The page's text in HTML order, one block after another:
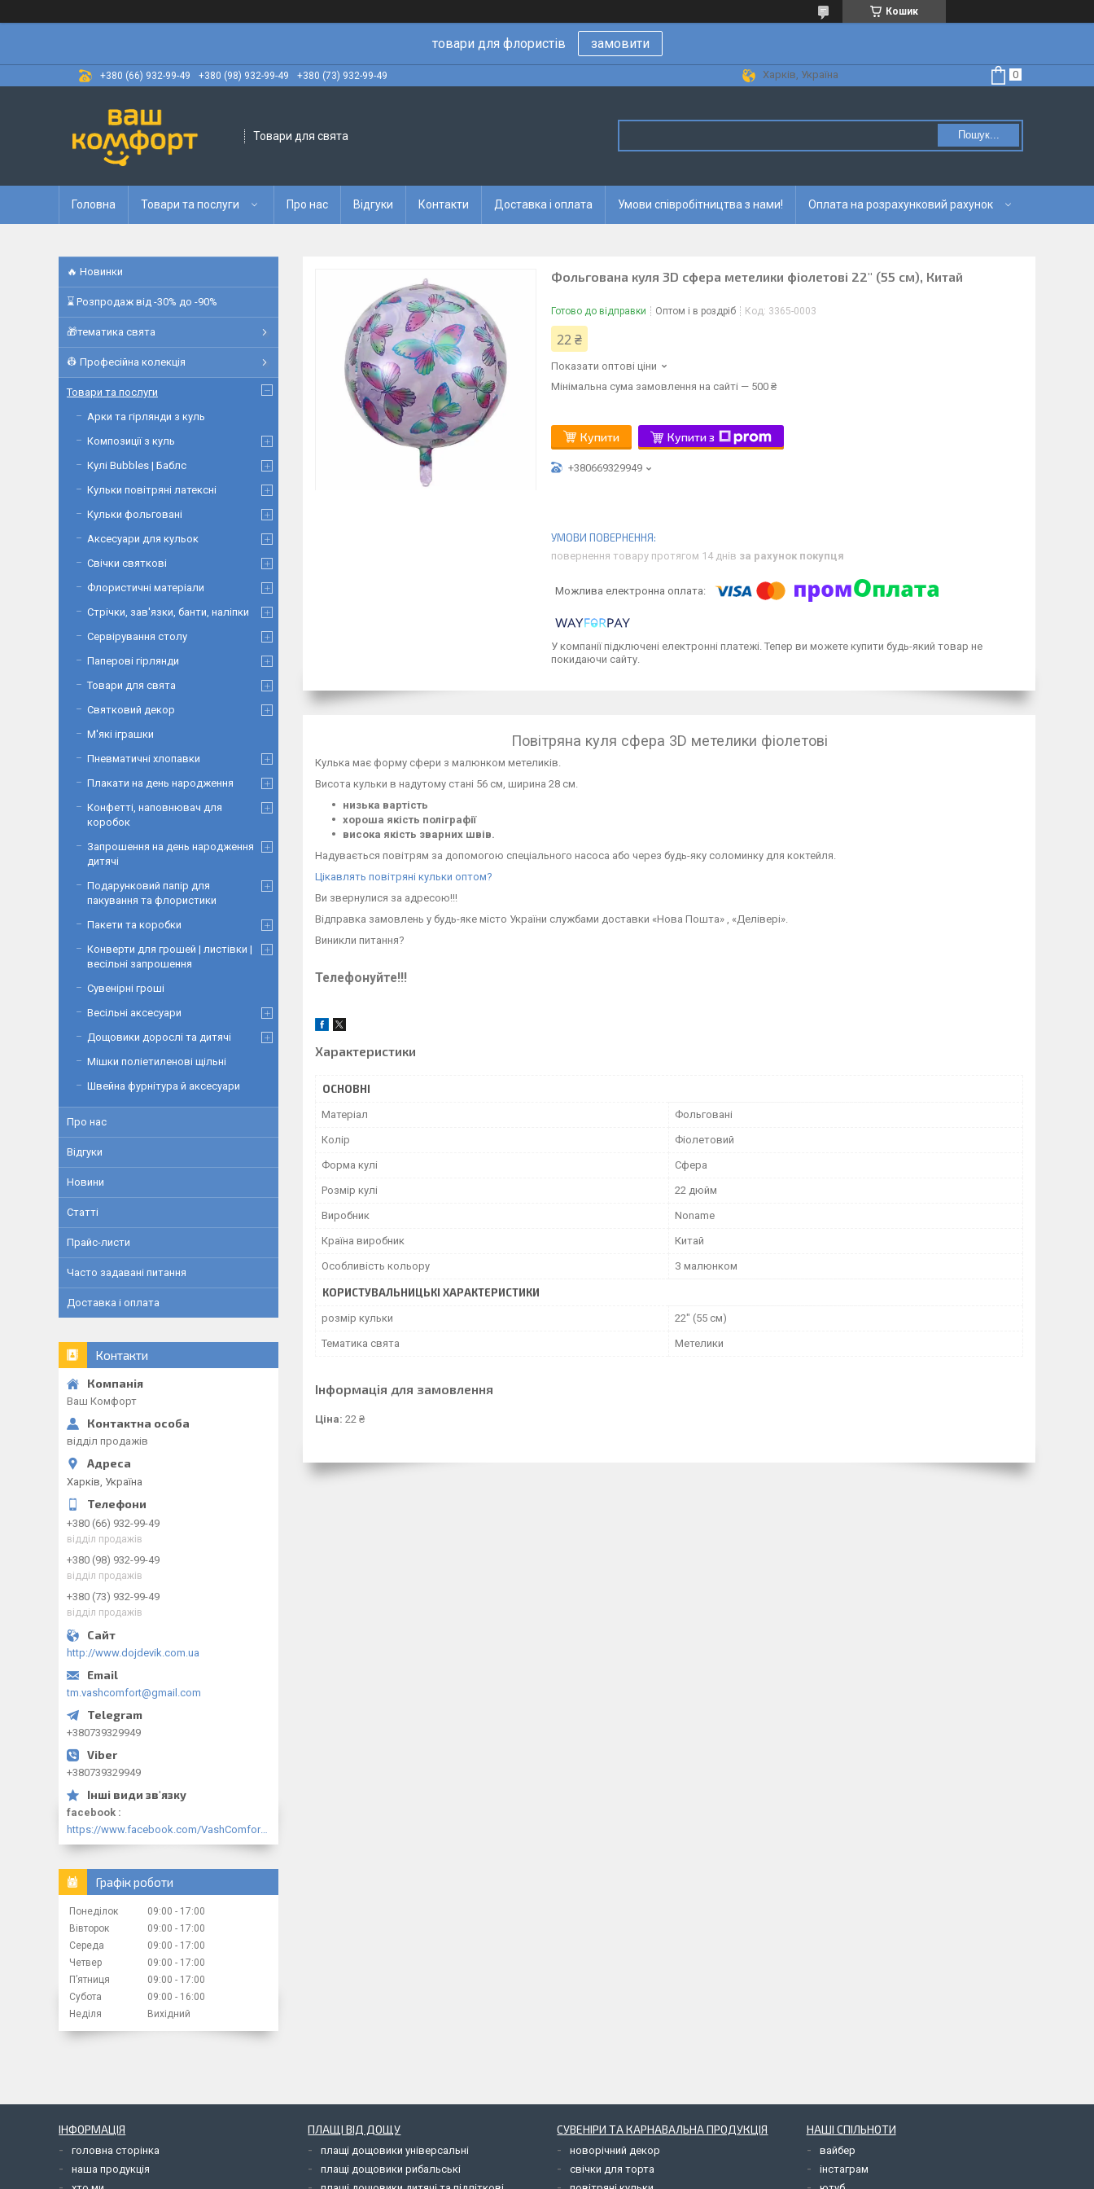
Кошик
товари для флористів замовити
+380 (66) 932-99-49 +380 (98) 932-99-49 +380 (73) 932-99-49 Харків, Україна
Товари для свята Пошук...
Головна Товари та послуги Про нас Відгуки Контакти Доставка і оплата Умови співробітництва з нами! Оплата на розрахунковий рахунок
Фольгована куля 3D сфера метелики фіолетові 22" (55 см), Китай
Готово до відправки Оптом і в роздріб Код: 3365-0003
22 ₴
Показати оптові ціни
Мінімальна сума замовлення на сайті — 500 ₴
Купити Купити з
+380669329949
повернення товару протягом 14 днів за рахунок покупця
У компанії підключені електронні платежі. Тепер ви можете купити будь-який товар не
покидаючи сайту.
Повітряна куля сфера 3D метелики фіолетові
Кулька має форму сфери з малюнком метеликів.
Висота кульки в надутому стані 56 см, ширина 28 см.
низька вартість
хороша якість поліграфії
висока якість зварних швів.
Надувається повітрям за допомогою спеціального насоса або через будь-яку соломинку для коктейля.
Цікавлять повітряні кульки оптом?
Ви звернулися за адресою!!!
Відправка замовлень у будь-яке місто України службами доставки «Нова Пошта» , «Делівері».
Виникли питання?
Телефонуйте!!!
Характеристики
ОСНОВНІ
Матеріал Фольговані
Колір Фіолетовий
Форма кулі Сфера
Розмір кулі 22 дюйм
Виробник Noname
Країна виробник Китай
Особливість кольору З малюнком
КОРИСТУВАЛЬНИЦЬКІ ХАРАКТЕРИСТИКИ
розмір кульки 22" (55 см)
Тематика свята Метелики
Інформація для замовлення
Ціна: 22 ₴
🔥 Новинки
⌛ Розпродаж від -30% до -90%
🎁тематика свята
👷 Професійна колекція
Товари та послуги
Арки та гірлянди з куль
Композиції з куль
Кулі Bubbles | Баблс
Кульки повітряні латексні
Кульки фольговані
Аксесуари для кульок
Свічки святкові
Флористичні матеріали
Стрічки, зав'язки, банти, наліпки
Сервірування столу
Паперові гірлянди
Товари для свята
Святковий декор
М'які іграшки
Пневматичні хлопавки
Плакати на день народження
Конфетті, наповнювач для
коробок
Запрошення на день народження
дитячі
Подарунковий папір для
пакування та флористики
Пакети та коробки
Конверти для грошей | листівки |
весільні запрошення
Сувенірні гроші
Весільні аксесуари
Дощовики дорослі та дитячі
Мішки поліетиленові щільні
Швейна фурнітура й аксесуари
Про нас
Відгуки
Новини
Статті
Прайс-листи
Часто задавані питання
Доставка і оплата
Контакти
Ваш Комфорт
відділ продажів
Харків, Україна
+380 (66) 932-99-49
відділ продажів
+380 (98) 932-99-49
відділ продажів
+380 (73) 932-99-49
відділ продажів
http://www.dojdevik.com.ua
tm.vashcomfort@gmail.com
+380739329949
+380739329949
facebook
https://www.facebook.com/VashComfort.ua/
Графік роботи
Понеділок 09:00
17:00
Вівторок
09:00
17:00
Середа
09:00
17:00
Четвер
09:00
17:00
Пʼятниця
09:00
17:00
Субота
09:00
16:00
Неділя
Вихідний
ІНФОРМАЦІЯ
головна сторінка
наша продукція
ПЛАЩІ ВІД ДОЩУ
плащі дощовики універсальні
плащі дощовики рибальські
СУВЕНІРИ ТА КАРНАВАЛЬНА ПРОДУКЦІЯ
новорічний декор
свічки для торта
НАШІ СПІЛЬНОТИ
вайбер
інстаграм